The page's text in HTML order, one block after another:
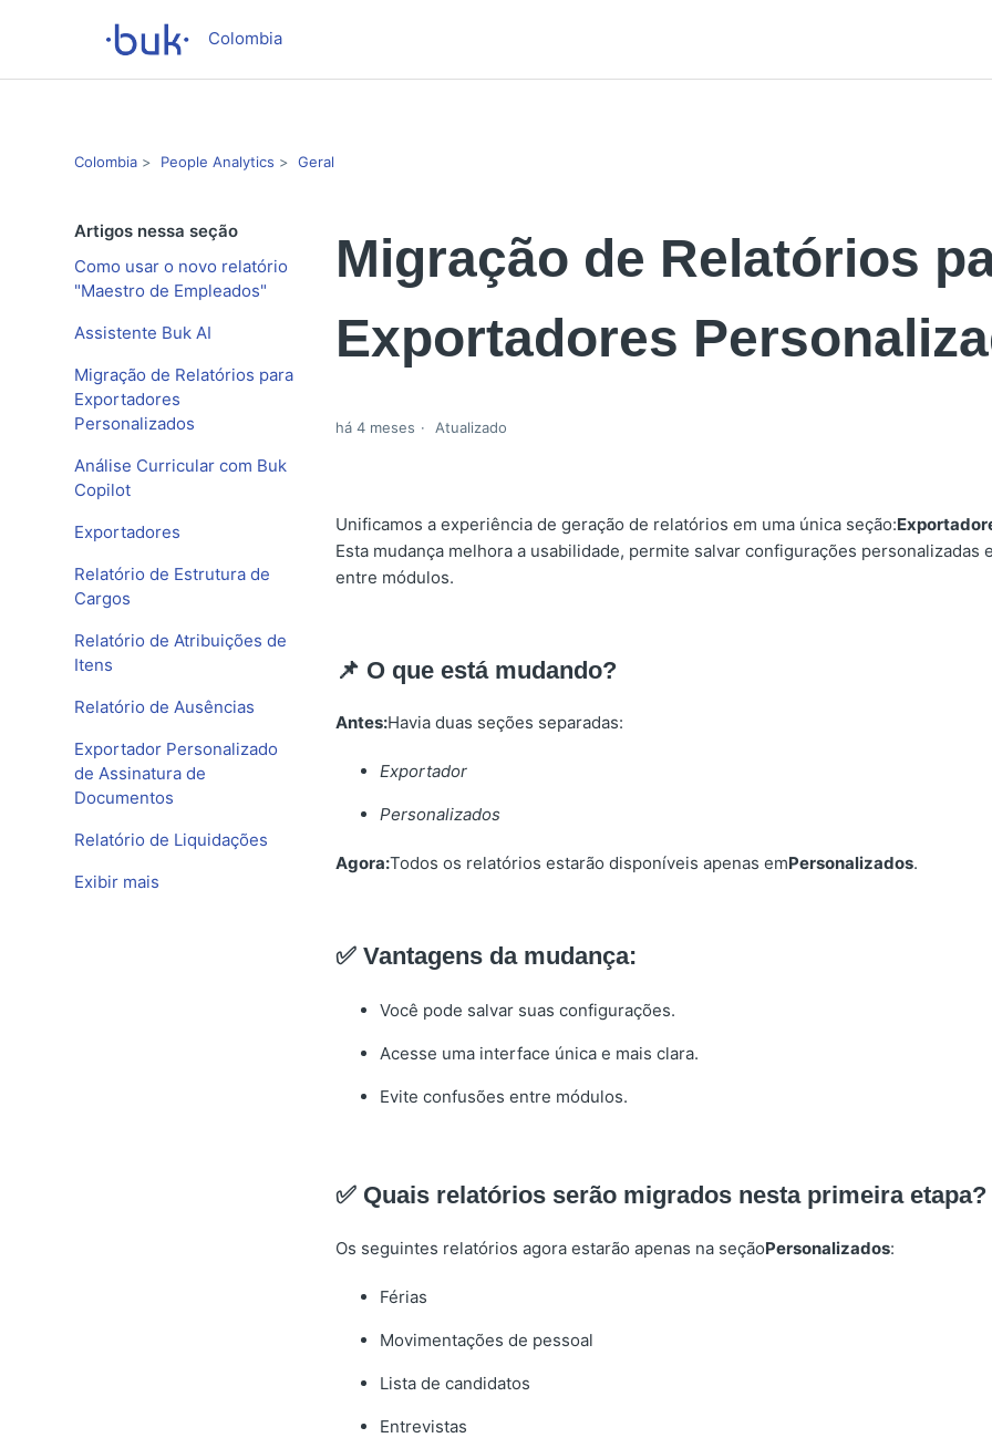
Colombia
Colombia People Analytics Geral
Artigos nessa seção
Como usar o novo relatório
"Maestro de Empleados"
Assistente Buk AI
Migração de Relatórios para
Exportadores
Personalizados
Análise Curricular com Buk
Copilot
Exportadores
Relatório de Estrutura de
Cargos
Relatório de Atribuições de
Itens
Relatório de Ausências
Exportador Personalizado
de Assinatura de
Documentos
Relatório de Liquidações
Exibir mais
Migração de Relatórios
Exportadores
há 4 meses Atualizado
Unificamos a experiência de geração de relatórios em uma única seção:
Esta mudança melhora a usabilidade, permite salvar configurações personalizadas
entre módulos.
📌 O que está mudando?
Antes:Havia duas seções separadas:
Exportador
Personalizados
Agora:Todos os relatórios estarão disponíveis apenas emPersonalizados.
✅ Vantagens da mudança:
Você pode salvar suas configurações.
Acesse uma interface única e mais clara.
Evite confusões entre módulos.
✅ Quais relatórios serão migrados nesta primeira etapa?
Os seguintes relatórios agora estarão apenas na seçãoPersonalizados:
Férias
Movimentações de pessoal
Lista de candidatos
Entrevistas